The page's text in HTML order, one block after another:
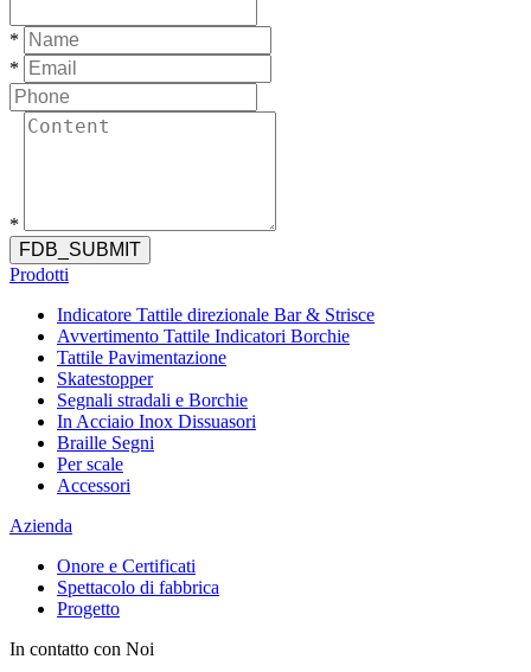
*
*
*
FDB_SUBMIT
Prodotti
Indicatore Tattile direzionale Bar & Strisce
Avvertimento Tattile Indicatori Borchie
Tattile Pavimentazione
Skatestopper
Segnali stradali e Borchie
In Acciaio Inox Dissuasori
Braille Segni
Per scale
Accessori
Azienda
Onore e Certificati
Spettacolo di fabbrica
Progetto
In contatto con Noi